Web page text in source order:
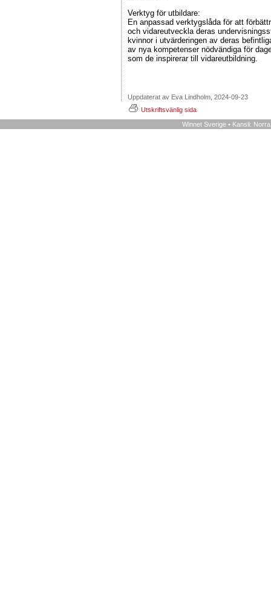
Verktyg för utbildare:
En anpassad verktygslåda för att
och vidareutveckla deras
kvinnor i utvärderingen av deras
av nya kompetenser nödvändiga för
som de inspirerar till vidareutbildning.
Uppdaterat av Eva Lindholm, 2024-09-23
Utskriftsvänlig sida
Winnet Sverige • Kansli: